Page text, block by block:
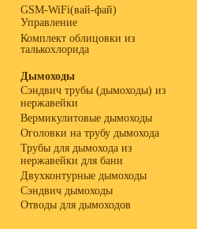
GSM-WiFi(вай-фай)
Управление
Комплект облицовки из
талькохлорида
Дымоходы
Сэндвич трубы (дымоходы) из
нержавейки
Вермикулитовые дымоходы
Оголовки на трубу дымохода
Трубы для дымохода из
нержавейки для бани
Двухконтурные дымоходы
Сэндвич дымоходы
Отводы для дымоходов